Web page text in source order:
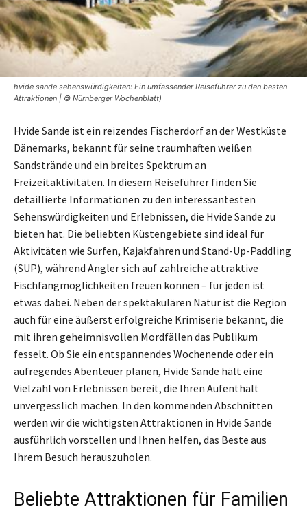
hvide sande sehenswürdigkeiten: Ein umfassender Reiseführer zu den besten
Attraktionen | © Nürnberger Wochenblatt)
Hvide Sande ist ein reizendes Fischerdorf an der Westküste
Dänemarks, bekannt für seine traumhaften weißen
Sandstrände und ein breites Spektrum an
Freizeitaktivitäten. In diesem Reiseführer finden Sie
detaillierte Informationen zu den interessantesten
Sehenswürdigkeiten und Erlebnissen, die Hvide Sande zu
bieten hat. Die beliebten Küstengebiete sind ideal für
Aktivitäten wie Surfen, Kajakfahren und Stand-Up-Paddling
(SUP), während Angler sich auf zahlreiche attraktive
Fischfangmöglichkeiten freuen können – für jeden ist
etwas dabei. Neben der spektakulären Natur ist die Region
auch für eine äußerst erfolgreiche Krimiserie bekannt, die
mit ihren geheimnisvollen Mordfällen das Publikum
fesselt. Ob Sie ein entspannendes Wochenende oder ein
aufregendes Abenteuer planen, Hvide Sande hält eine
Vielzahl von Erlebnissen bereit, die Ihren Aufenthalt
unvergesslich machen. In den kommenden Abschnitten
werden wir die wichtigsten Attraktionen in Hvide Sande
ausführlich vorstellen und Ihnen helfen, das Beste aus
Ihrem Besuch herauszuholen.
Beliebte Attraktionen für Familien